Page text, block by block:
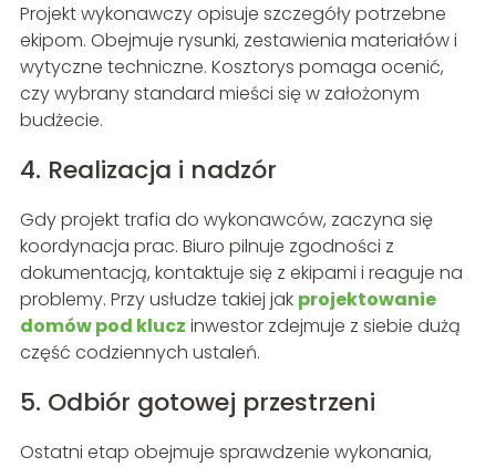
Projekt wykonawczy opisuje szczegóły potrzebne
ekipom. Obejmuje rysunki, zestawienia materiałów i
wytyczne techniczne. Kosztorys pomaga ocenić,
czy wybrany standard mieści się w założonym
budżecie.
4. Realizacja i nadzór
Gdy projekt trafia do wykonawców, zaczyna się
koordynacja prac. Biuro pilnuje zgodności z
dokumentacją, kontaktuje się z ekipami i reaguje na
problemy. Przy usłudze takiej jak projektowanie
domów pod klucz inwestor zdejmuje z siebie dużą
część codziennych ustaleń.
5. Odbiór gotowej przestrzeni
Ostatni etap obejmuje sprawdzenie wykonania,